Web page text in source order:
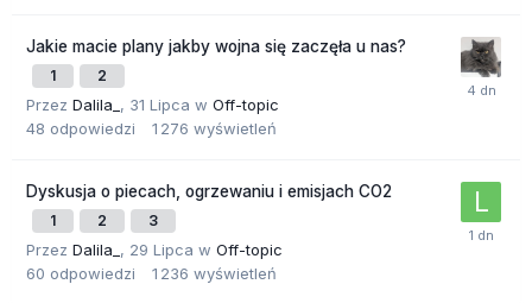
Jakie macie plany jakby wojna się zaczęła u nas?
1 2
Przez Dalila_ , 31 Lipca w Off-topic
48 odpowiedzi 1 276 wyświetleń
Dyskusja o piecach, ogrzewaniu i emisjach CO2
1 2 3
Przez Dalila_ , 29 Lipca w Off-topic
60 odpowiedzi 1 236 wyświetleń